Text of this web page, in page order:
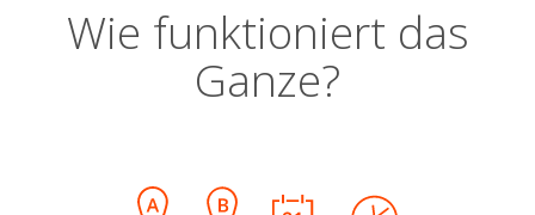
Wie funktioniert das
Ganze?